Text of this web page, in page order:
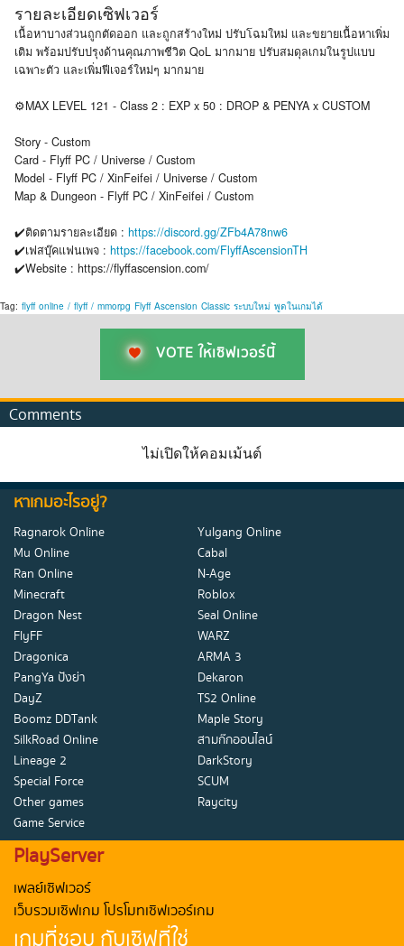
รายละเอียดเซิฟเวอร์
เนื้อหาบางส่วนถูกตัดออก และถูกสร้างใหม่ ปรับโฉมใหม่ และขยายเนื้อหาเพิ่ม
เติม พร้อมปรับปรุงด้านคุณภาพชีวิต QoL มากมาย ปรับสมดุลเกมในรูปแบบ
เฉพาะตัว และเพิ่มฟีเจอร์ใหม่ๆ มากมาย
⚙️MAX LEVEL 121 - Class 2 : EXP x 50 : DROP & PENYA x CUSTOM
Story - Custom
Card - Flyff PC / Universe / Custom
Model - Flyff PC / XinFeifei / Universe / Custom
Map & Dungeon - Flyff PC / XinFeifei / Custom
✔️ติดตามรายละเอียด : https://discord.gg/ZFb4A78nw6
✔️เฟสบุ๊คแฟนเพจ : https://facebook.com/FlyffAscensionTH
✔️Website : https://flyffascension.com/
Tag: flyff online / flyff / mmorpg Flyff Ascension Classic ระบบใหม่ พูดในเกมได้
VOTE ให้เซิฟเวอร์นี้
Comments
ไม่เปิดให้คอมเม้นต์
หาเกมอะไรอยู่?
Ragnarok Online
Yulgang Online
Mu Online
Cabal
Ran Online
N-Age
Minecraft
Roblox
Dragon Nest
Seal Online
FlyFF
WARZ
Dragonica
ARMA 3
PangYa ปังย่า
Dekaron
DayZ
TS2 Online
Boomz DDTank
Maple Story
SilkRoad Online
สามก๊กออนไลน์
Lineage 2
DarkStory
Special Force
SCUM
Other games
Raycity
Game Service
PlayServer
เพลย์เซิฟเวอร์
เว็บรวมเซิฟเกม โปรโมทเซิฟเวอร์เกม
เกมที่ชอบ กับเซิฟที่ใช่